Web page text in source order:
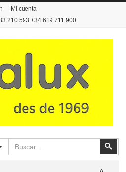
Mi cuenta
+34 619 711 900